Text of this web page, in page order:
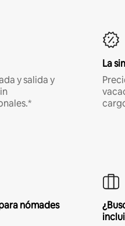
y salida y
La
nómades